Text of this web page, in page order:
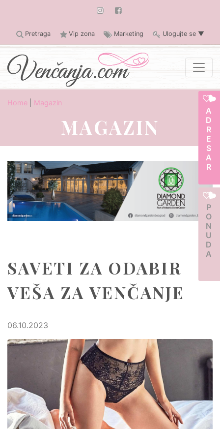
Pretraga Vip zona Marketing Ulogujte se ▼
ADRESAR
PONUDA
Home Magazin
MAGAZIN
SAVETI ZA ODABIR
VEŠA ZA VENČANJE
06.10.2023